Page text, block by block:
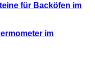
für Backöfen im
im